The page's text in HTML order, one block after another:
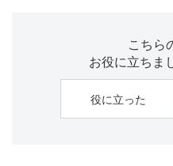
こちら
お役に立ちま
役に立った